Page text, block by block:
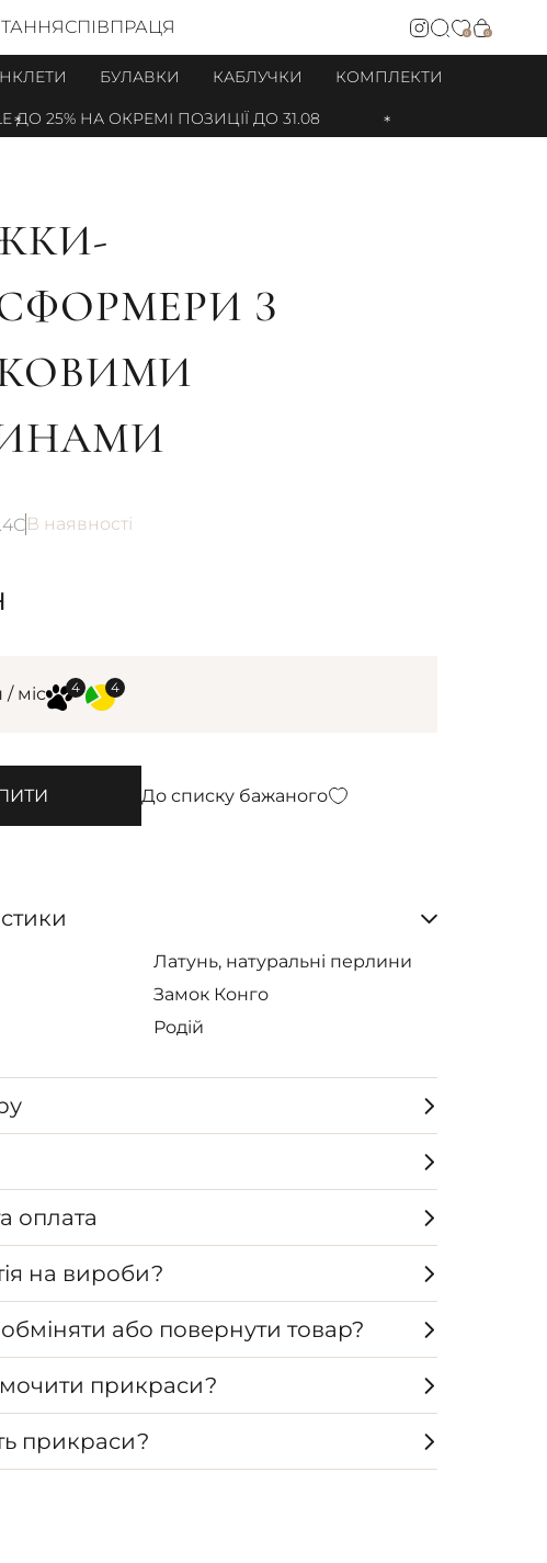
СПІВПРАЦЯ 0 0
БУЛАВКИ КАБЛУЧКИ КОМПЛЕКТИ
25% НА ОКРЕМІ ПОЗИЦІЇ ДО 31.08
З
В наявності
/ міс
До списку бажаного
Латунь, натуральні перлини
Замок Конго
Родій
оплата
на вироби?
або повернути товар?
прикраси?
прикраси?